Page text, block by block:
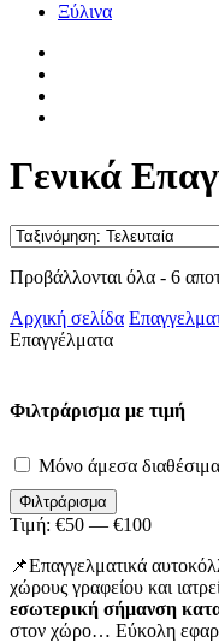
Ξύλινα
Γενικά
Προβάλλονται όλα - 6
Αρχική σελίδα
Επαγγέλματα
Φιλτράρισμα με τιμή
Μόνο άμεσα διαθέσιμα
Φιλτράρισμα
Τιμή: €50 — €100
📌Επαγγελματικά
χώρους γραφείου και
εσωτερική σήμανση
στον χώρο… Εύκολη